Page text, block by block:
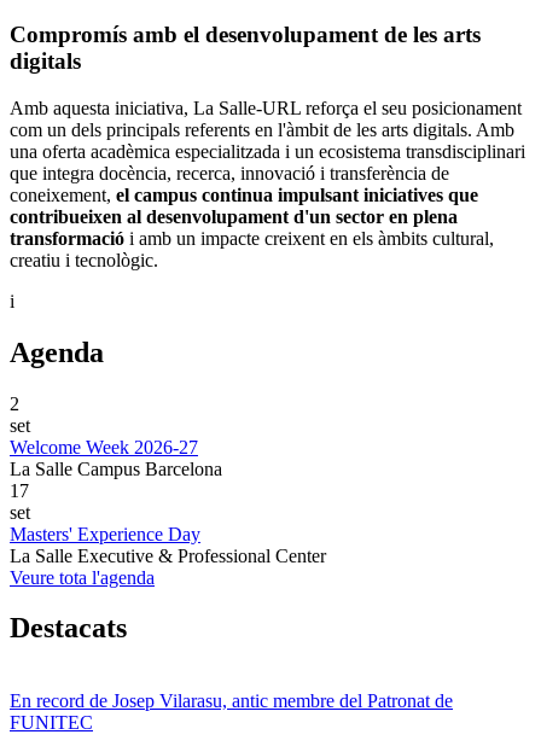
Compromís amb el desenvolupament de les arts
digitals
Amb aquesta iniciativa, La Salle-URL reforça el seu posicionament
com un dels principals referents en l'àmbit de les arts digitals. Amb
una oferta acadèmica especialitzada i un ecosistema transdisciplinari
que integra docència, recerca, innovació i transferència de
coneixement, el campus continua impulsant iniciatives que
contribueixen al desenvolupament d'un sector en plena
transformació i amb un impacte creixent en els àmbits cultural,
creatiu i tecnològic.
i
Agenda
2
set
Welcome Week 2026-27
La Salle Campus Barcelona
17
set
Masters' Experience Day
La Salle Executive & Professional Center
Veure tota l'agenda
Destacats
En record de Josep Vilarasu, antic membre del Patronat de
FUNITEC